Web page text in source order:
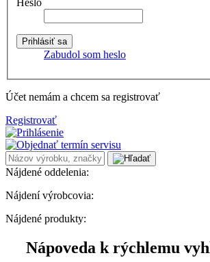
Zabudol som heslo
Účet nemám a chcem sa registrovať
Registrovať
Nájdené oddelenia:
Nájdení výrobcovia:
Nájdené produkty:
Nápoveda k rýchlemu